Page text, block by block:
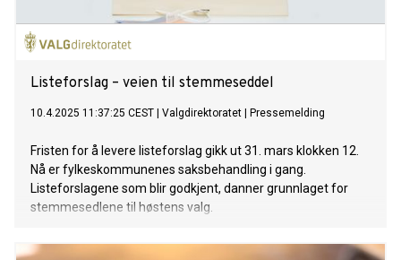
Listeforslag – veien til stemmeseddel
10.4.2025 11:37:25 CEST Valgdirektoratet Pressemelding
Fristen for å levere listeforslag gikk ut 31. mars klokken 12.
Nå er fylkeskommunenes saksbehandling i gang.
Listeforslagene som blir godkjent, danner grunnlaget for
stemmesedlene til høstens valg.